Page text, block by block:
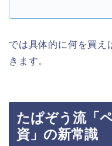
では具体的に何を買え
きます。
たぱぞう流「
資」の新常識